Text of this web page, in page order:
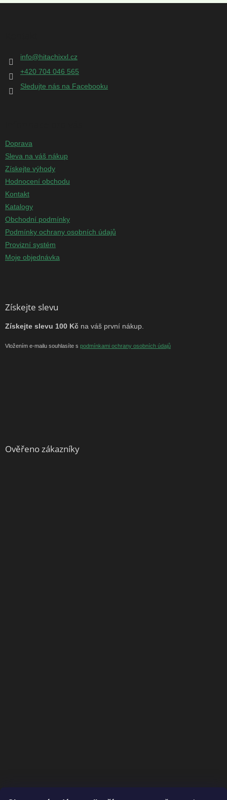
Z
info@hitachixxl.cz
+420 704 046 565
Sledujte nás na Facebooku
Doprava
Sleva na váš nákup
Získejte výhody
Hodnocení obchodu
Kontakt
Katalogy
Obchodní podmínky
Podmínky ochrany osobních údajů
Provizní systém
Moje objednávka
Získejte slevu
Získejte slevu 100 Kč na váš první nákup.
Vložením e-mailu souhlasíte s podmínkami ochrany osobních údajů
Ověřeno zákazníky